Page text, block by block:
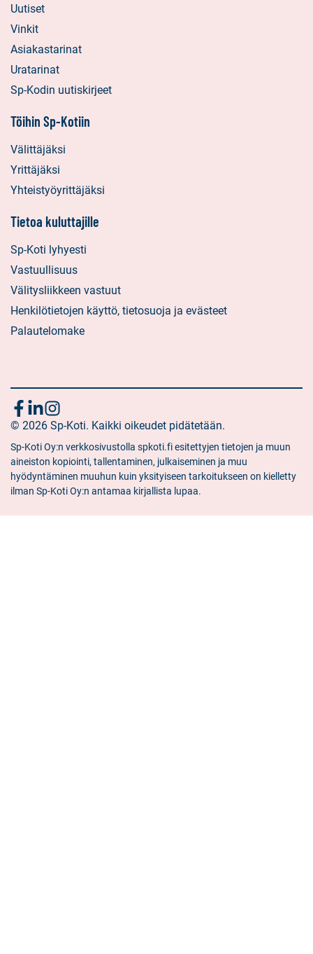
Uutiset
Vinkit
Asiakastarinat
Uratarinat
Sp-Kodin uutiskirjeet
Töihin Sp-Kotiin
Välittäjäksi
Yrittäjäksi
Yhteistyöyrittäjäksi
Tietoa kuluttajille
Sp-Koti lyhyesti
Vastuullisuus
Välitysliikkeen vastuut
Henkilötietojen käyttö, tietosuoja ja evästeet
Palautelomake
Seuraa
meitä
Sosiaalinen
media:
facebook
Sosiaalinen
media:
linkedin
Sosiaalinen
media:
instagram
© 2026 Sp-Koti. Kaikki oikeudet pidätetään.
Sp-Koti Oy:n verkkosivustolla spkoti.fi esitettyjen tietojen ja muun
aineiston kopiointi, tallentaminen, julkaiseminen ja muu
hyödyntäminen muuhun kuin yksityiseen tarkoitukseen on kielletty
ilman Sp-Koti Oy:n antamaa kirjallista lupaa.